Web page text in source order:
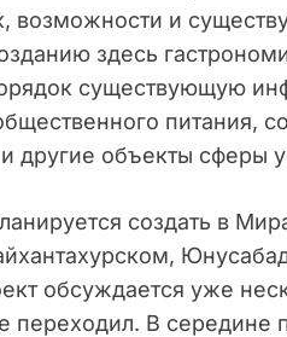
возможности и
здесь
существующую
питания,
объекты сферы
создать в
обсуждается уже
переходил. В середине